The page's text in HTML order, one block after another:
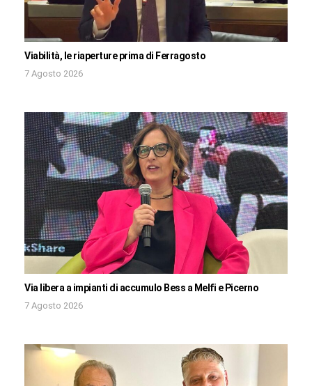
Viabilità, le riaperture prima di Ferragosto
7 Agosto 2026
Via libera a impianti di accumulo Bess a Melfi e Picerno
7 Agosto 2026